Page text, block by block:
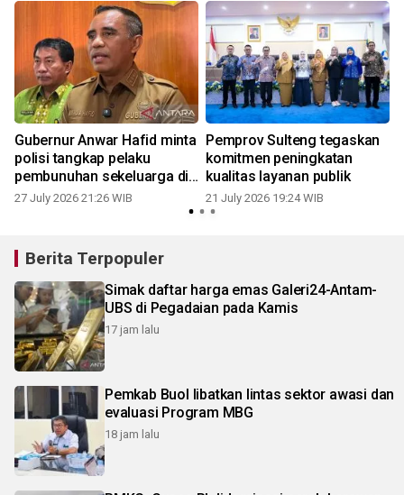
Gubernur Anwar Hafid minta
polisi tangkap pelaku
pembunuhan sekeluarga di
Palu
27 July 2026 21:26 WIB
Pemprov Sulteng tegaskan
komitmen peningkatan
kualitas layanan publik
21 July 2026 19:24 WIB
Berita Terpopuler
Simak daftar harga emas Galeri24-Antam-
UBS di Pegadaian pada Kamis
17 jam lalu
Pemkab Buol libatkan lintas sektor awasi dan
evaluasi Program MBG
18 jam lalu